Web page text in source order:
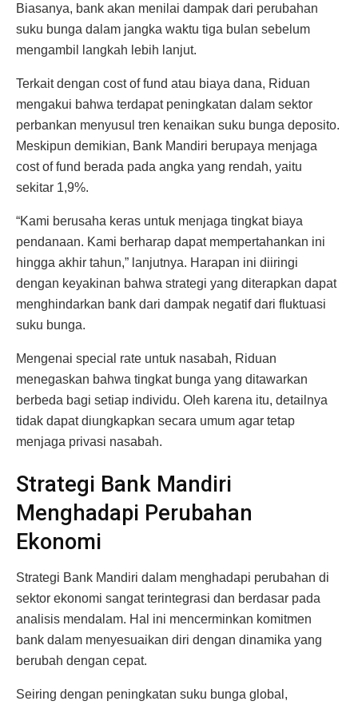
Biasanya, bank akan menilai dampak dari perubahan
suku bunga dalam jangka waktu tiga bulan sebelum
mengambil langkah lebih lanjut.
Terkait dengan cost of fund atau biaya dana, Riduan
mengakui bahwa terdapat peningkatan dalam sektor
perbankan menyusul tren kenaikan suku bunga deposito.
Meskipun demikian, Bank Mandiri berupaya menjaga
cost of fund berada pada angka yang rendah, yaitu
sekitar 1,9%.
“Kami berusaha keras untuk menjaga tingkat biaya
pendanaan. Kami berharap dapat mempertahankan ini
hingga akhir tahun,” lanjutnya. Harapan ini diiringi
dengan keyakinan bahwa strategi yang diterapkan dapat
menghindarkan bank dari dampak negatif dari fluktuasi
suku bunga.
Mengenai special rate untuk nasabah, Riduan
menegaskan bahwa tingkat bunga yang ditawarkan
berbeda bagi setiap individu. Oleh karena itu, detailnya
tidak dapat diungkapkan secara umum agar tetap
menjaga privasi nasabah.
Strategi Bank Mandiri
Menghadapi Perubahan
Ekonomi
Strategi Bank Mandiri dalam menghadapi perubahan di
sektor ekonomi sangat terintegrasi dan berdasar pada
analisis mendalam. Hal ini mencerminkan komitmen
bank dalam menyesuaikan diri dengan dinamika yang
berubah dengan cepat.
Seiring dengan peningkatan suku bunga global,